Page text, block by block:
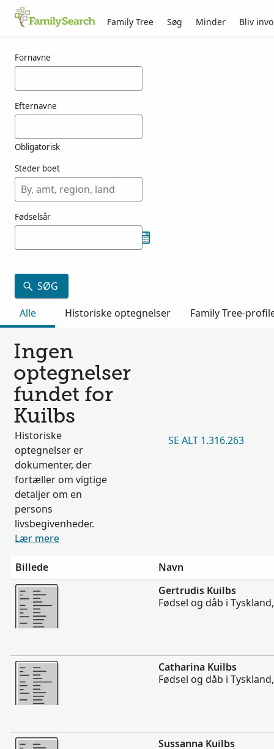
Family Tree Søg Minder Bliv
Fornavne
Efternavne
Obligatorisk
Steder boet
Fødselsår
SØG
Alle
Historiske optegnelser Family Tree-
Ingen
optegnelser
fundet for
Kuilbs
Historiske
optegnelser er
dokumenter, der
fortæller om vigtige
detaljer om en
persons
livsbegivenheder.
Lær mere
SE ALT 1.316.263
Billede
Navn
Mere
Gertrudis Kuilbs
Fødsel og dåb i
Mere
Catharina Kuilbs
Fødsel og dåb i
Mere
Sussanna Kuilbs